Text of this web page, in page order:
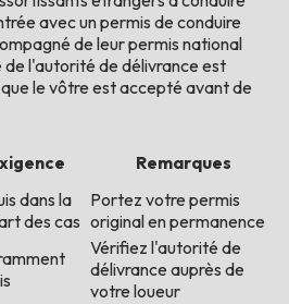
avec un permis de conduire
de leur permis national
de l'autorité de délivrance est
le vôtre est accepté avant de
Remarques
dans la
des cas
Portez votre permis
original en permanence
Vérifiez l'autorité de
délivrance auprès de
votre loueur